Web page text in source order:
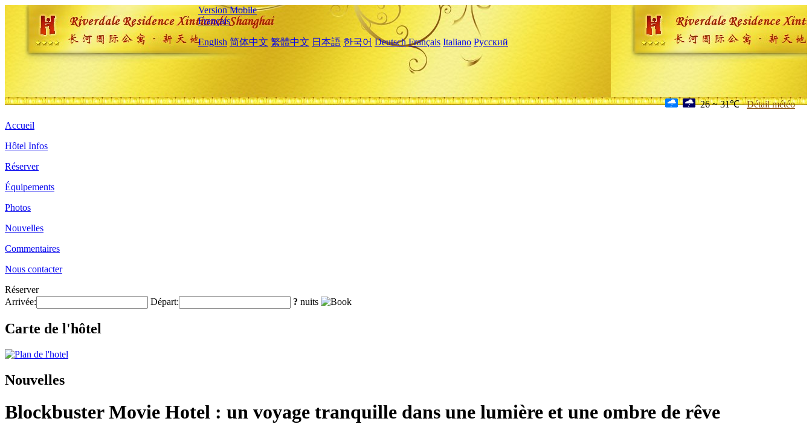
Version Mobile
Français
English 简体中文 繁體中文 日本語 한국어 Deutsch Français Italiano Русский
26 ~ 31℃ Détail météo
Accueil
Hôtel Infos
Réserver
Équipements
Photos
Nouvelles
Commentaires
Nous contacter
Réserver
Arrivée:
Départ: ? nuits
Carte de l'hôtel
Nouvelles
Blockbuster Movie Hotel : un voyage tranquille dans une lumière et une ombre de rêve